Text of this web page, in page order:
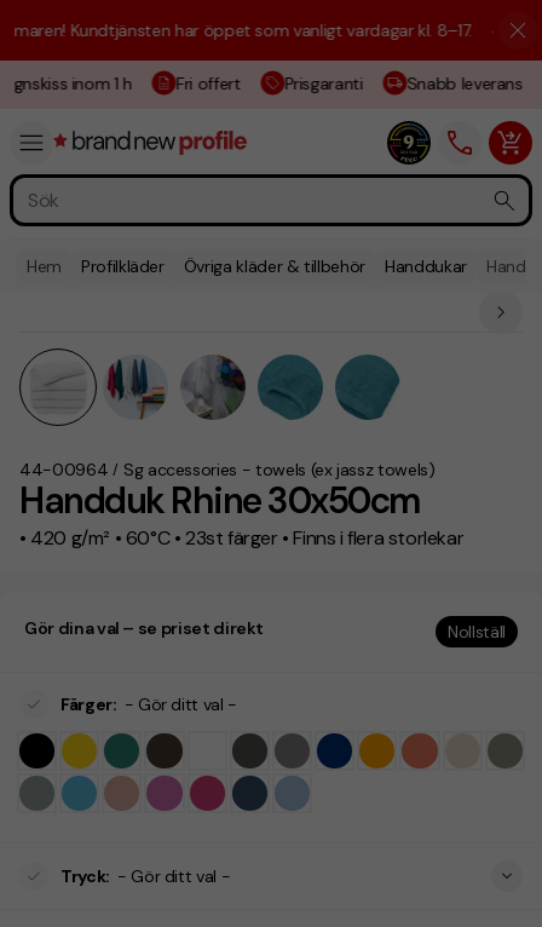
Kundtjänsten har öppet som vanligt vardagar kl. 8–17. ☀️ Vi är
inom 1 h Fri offert Prisgaranti Snabb leverans
Hem Profilkläder Övriga kläder & tillbehör Handdukar
Handduk Rhine 30x50cm
• 420 g/m² • 60°C • 23st färger • Finns i flera storlekar
44-00964 / Sg accessories - towels (ex jassz towels)
Gör dina val – se priset direkt Nollställ
Färger: - Gör ditt val -
Tryck: - Gör ditt val -